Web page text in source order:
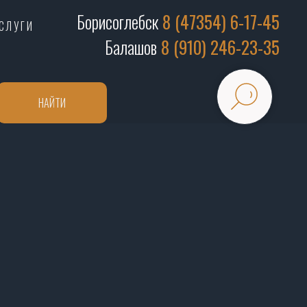
Борисоглебск8 (47354) 6-17-45
Балашов 8 (910) 246-23-35
НАЙТИ